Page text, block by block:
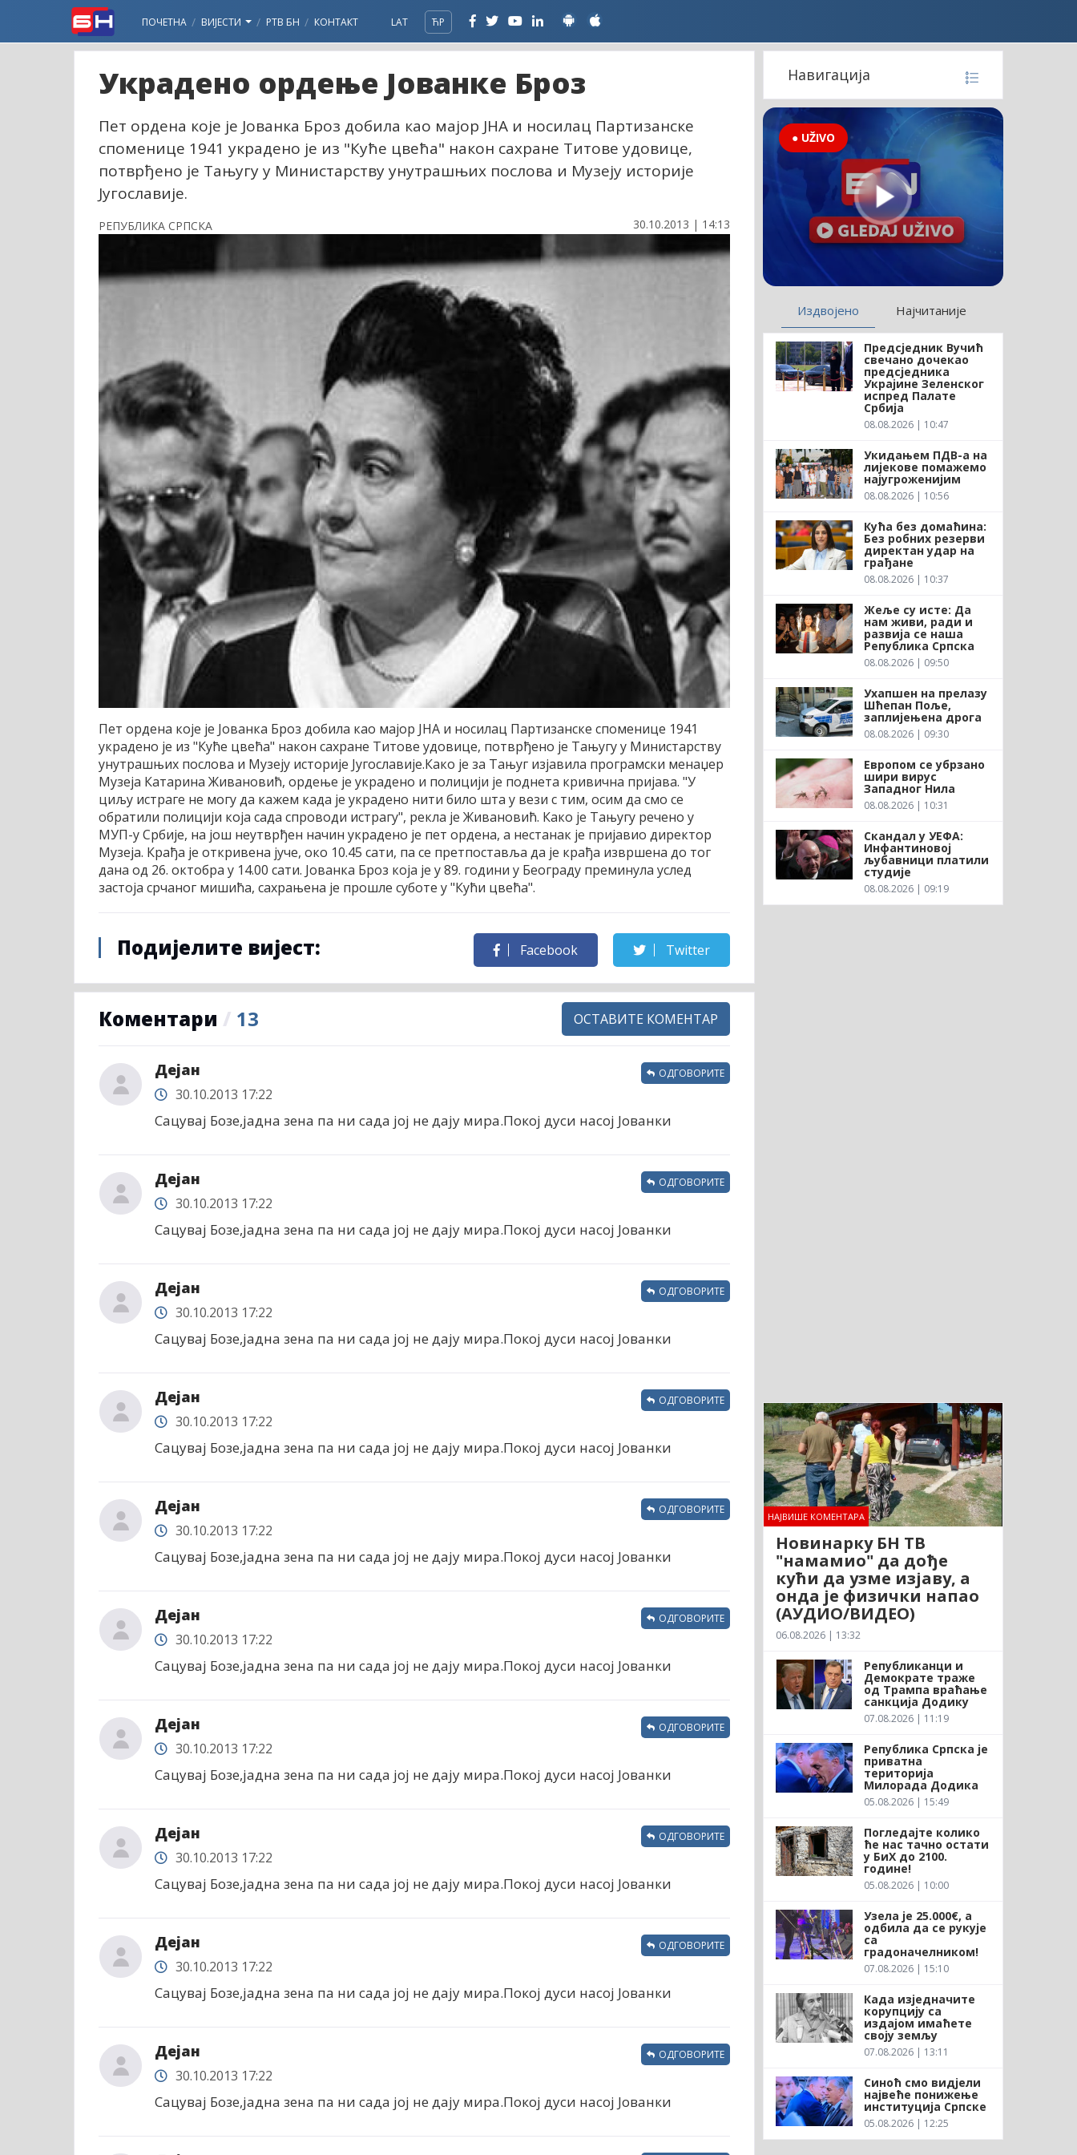
ПОЧЕТНА ВИЈЕСТИ РТВ БН КОНТАКТ LAT ЋР
Украдено ордење Јованке Броз
Пет ордена које је Јованка Броз добила као мајор ЈНА и носилац Партизанске
споменице 1941 украдено је из "Куће цвећа" након сахране Титове удовице,
потврђено је Тањугу у Министарству унутрашњих послова и Музеју историје
Југославије.
РЕПУБЛИКА СРПСКА 30.10.2013 | 14:13
Пет ордена које је Јованка Броз добила као мајор ЈНА и носилац Партизанске споменице 1941
украдено је из "Куће цвећа" након сахране Титове удовице, потврђено је Тањугу у Министарству
унутрашњих послова и Музеју историје Југославије.Како је за Тањуг изјавила програмски менаџер
Музеја Катарина Живановић, ордење је украдено и полицији је поднета кривична пријава. "У
циљу истраге не могу да кажем када је украдено нити било шта у вези с тим, осим да смо се
обратили полицији која сада спроводи истрагу", рекла је Живановић. Како је Тањугу речено у
МУП-у Србије, на још неутврђен начин украдено је пет ордена, а нестанак је пријавио директор
Музеја. Крађа је откривена јуче, око 10.45 сати, па се претпоставља да је крађа извршена до тог
дана од 26. октобра у 14.00 сати. Јованка Броз која је у 89. години у Београду преминула услед
застоја срчаног мишића, сахрањена је прошле суботе у "Кући цвећа".
Подијелите вијест: Facebook Twitter
Коментари / 13 ОСТАВИТЕ КОМЕНТАР
Дејан
30.10.2013 17:22
Сацувај Бозе,јадна зена па ни сада јој не дају мира.Покој дуси насој Јованки
ОДГОВОРИТЕ
Дејан
30.10.2013 17:22
Сацувај Бозе,јадна зена па ни сада јој не дају мира.Покој дуси насој Јованки
ОДГОВОРИТЕ
Дејан
30.10.2013 17:22
Сацувај Бозе,јадна зена па ни сада јој не дају мира.Покој дуси насој Јованки
ОДГОВОРИТЕ
Дејан
30.10.2013 17:22
Сацувај Бозе,јадна зена па ни сада јој не дају мира.Покој дуси насој Јованки
ОДГОВОРИТЕ
Дејан
30.10.2013 17:22
Сацувај Бозе,јадна зена па ни сада јој не дају мира.Покој дуси насој Јованки
ОДГОВОРИТЕ
Дејан
30.10.2013 17:22
Сацувај Бозе,јадна зена па ни сада јој не дају мира.Покој дуси насој Јованки
ОДГОВОРИТЕ
Дејан
30.10.2013 17:22
Сацувај Бозе,јадна зена па ни сада јој не дају мира.Покој дуси насој Јованки
ОДГОВОРИТЕ
Дејан
30.10.2013 17:22
Сацувај Бозе,јадна зена па ни сада јој не дају мира.Покој дуси насој Јованки
ОДГОВОРИТЕ
Дејан
30.10.2013 17:22
Сацувај Бозе,јадна зена па ни сада јој не дају мира.Покој дуси насој Јованки
ОДГОВОРИТЕ
Дејан
30.10.2013 17:22
Сацувај Бозе,јадна зена па ни сада јој не дају мира.Покој дуси насој Јованки
ОДГОВОРИТЕ
Навигација
● UŽIVO
Издвојено Најчитаније
Предсједник Вучић
свечано дочекао
предсједника
Украјине Зеленског
испред Палате
Србија
08.08.2026 | 10:47
Укидањем ПДВ-а на
лијекове помажемо
најугроженијим
08.08.2026 | 10:56
Кућа без домаћина:
Без робних резерви
директан удар на
грађане
08.08.2026 | 10:37
Жеље су исте: Да
нам живи, ради и
развија се наша
Република Српска
08.08.2026 | 09:50
Ухапшен на прелазу
Шћепан Поље,
заплијењена дрога
08.08.2026 | 09:30
Европом се убрзано
шири вирус
Западног Нила
08.08.2026 | 10:31
Скандал у УЕФА:
Инфантиновој
љубавници платили
студије
08.08.2026 | 09:19
НАЈВИШЕ КОМЕНТАРА
Новинарку БН ТВ
"намамио" да дође
кући да узме изјаву, а
онда је физички напао
(АУДИО/ВИДЕО)
06.08.2026 | 13:32
Републиканци и
Демократе траже
од Трампа враћање
санкција Додику
07.08.2026 | 11:19
Република Српска је
приватна
територија
Милорада Додика
05.08.2026 | 15:49
Погледајте колико
ће нас тачно остати
у БиХ до 2100.
године!
05.08.2026 | 10:00
Узела је 25.000€, а
одбила да се рукује
са
градоначелником!
07.08.2026 | 15:10
Када изједначите
корупцију са
издајом имаћете
своју земљу
07.08.2026 | 13:11
Синоћ смо видјели
највеће понижење
институција Српске
05.08.2026 | 12:25